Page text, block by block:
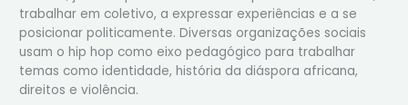
trabalhar em coletivo, a expressar experiências e a se
posicionar politicamente. Diversas organizações sociais
usam o hip hop como eixo pedagógico para trabalhar
temas como identidade, história da diáspora africana,
direitos e violência.